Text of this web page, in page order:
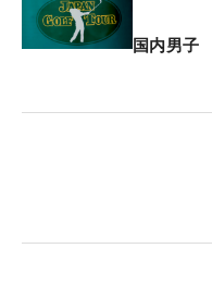
3打目とショットの
ボギーをたたき、こ
国内男子